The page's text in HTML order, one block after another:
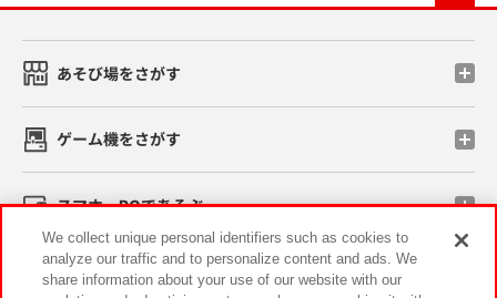
あそび場をさがす
ゲーム機をさがす
スマホ・PCであそぶ
イベント・キャンペーン
We collect unique personal identifiers such as cookies to
analyze our traffic and to personalize content and ads. We
share information about your use of our website with our